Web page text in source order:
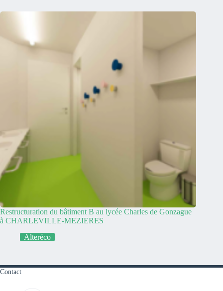
Restructuration du bâtiment B au lycée Charles de Gonzague
à CHARLEVILLE-MEZIERES
Alteréco
Contact